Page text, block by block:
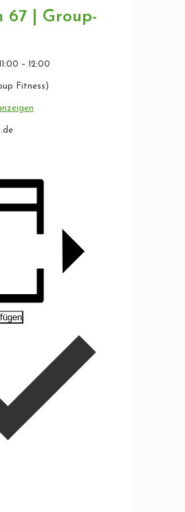
67 | Group-
– 12:00
Fitness)